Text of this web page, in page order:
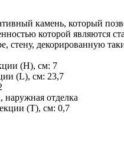
камень, который
которой являются
стену, декорированную
(H), см: 7
(L), см: 23,7
наружная отделка
(T), см: 0,7